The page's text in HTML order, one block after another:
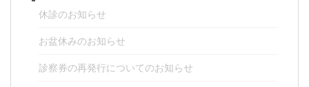
休診のお知らせ
お盆休みのお知らせ
診察券の再発行についてのお知らせ